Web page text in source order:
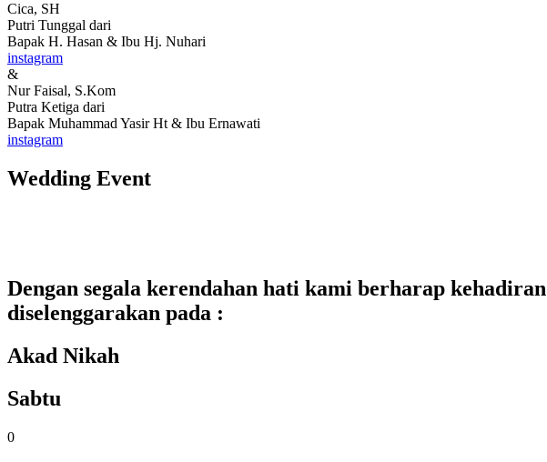
Cica, SH
Putri Tunggal dari
Bapak H. Hasan & Ibu Hj. Nuhari
instagram
&
Nur Faisal, S.Kom
Putra Ketiga dari
Bapak Muhammad Yasir Ht & Ibu Ernawati
instagram
Wedding Event
Dengan segala kerendahan hati kami berharap
diselenggarakan pada :
Akad Nikah
Sabtu
0